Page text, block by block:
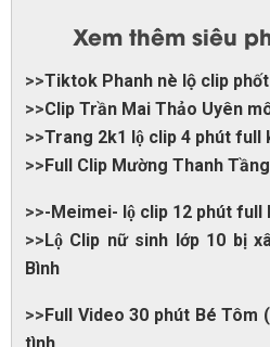
Xem thêm siêu
>>Tiktok Phanh nè lộ clip
>>Clip Trần Mai Thảo Uyên
>>Trang 2k1 lộ clip 4 phút full
>>Full Clip Mường Thanh
>>-Meimei- lộ clip 12 phút full
>>Lộ Clip nữ sinh lớp 10 bị
Bình
>>Full Video 30 phút Bé Tôm